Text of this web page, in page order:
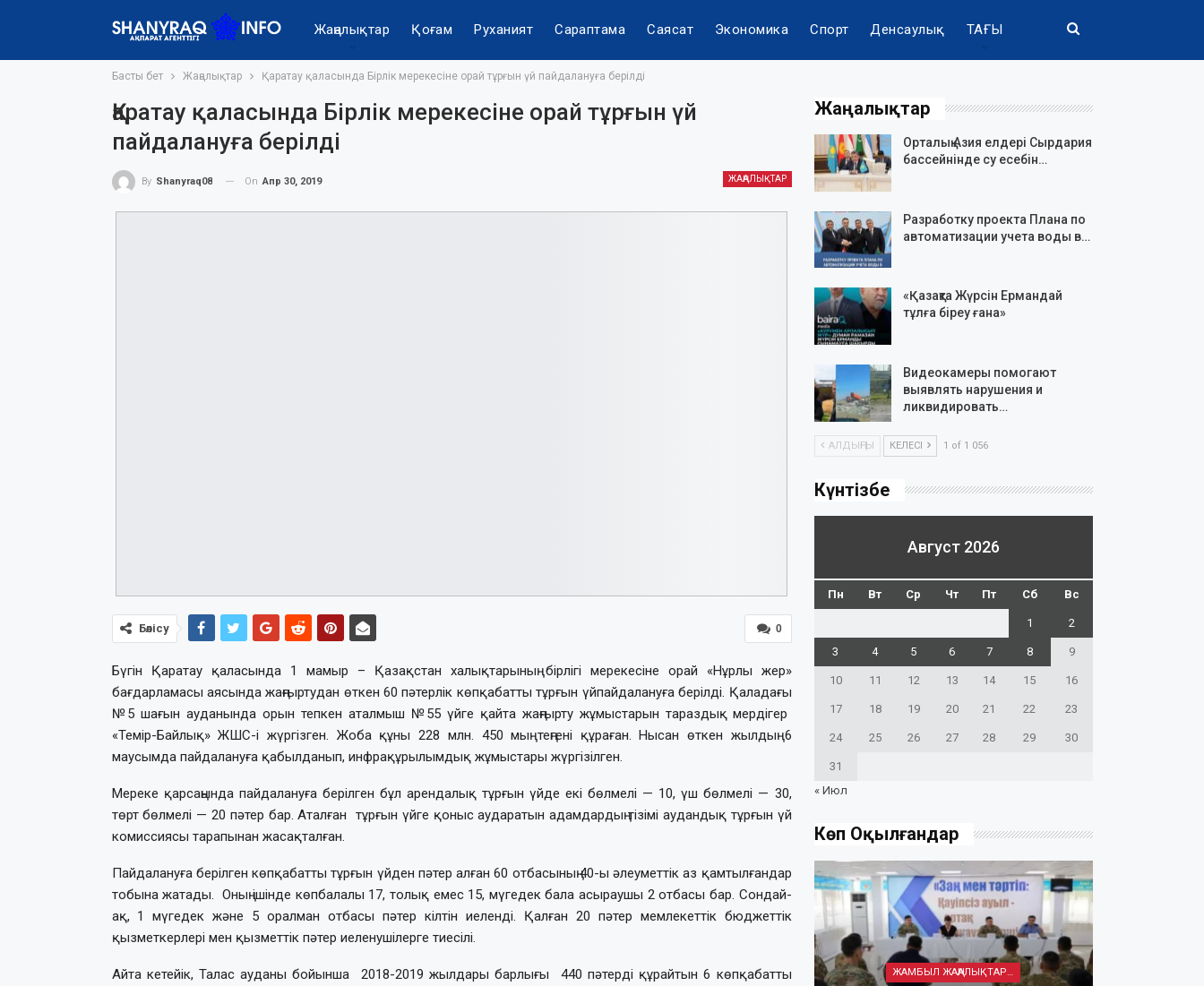
Жаңалықтар Қоғам Руханият Сараптама Саясат Экономика Спорт Денсаулық ТАҒЫ
Басты бет Жаңалықтар Қаратау қаласында Бірлік мерекесіне орай тұрғын үй пайдалануға берілді
Қаратау қаласында Бірлік мерекесіне орай тұрғын үй
пайдалануға берілді
ЖАҢАЛЫҚТАР
By Shanyraq08 On Апр 30, 2019
0
Бөлісу
Бүгін Қаратау қаласында 1 мамыр – Қазақстан халықтарының бірлігі мерекесіне орай «Нұрлы жер»
бағдарламасы аясында жаңғыртудан өткен 60 пәтерлік көпқабатты тұрғын үйпайдалануға берілді. Қаладағы
№5 шағын ауданында орын тепкен аталмыш №55 үйге қайта жаңғырту жұмыстарын тараздық мердігер
«Темір-Байлық» ЖШС-і жүргізген. Жоба құны 228 млн. 450 мың теңгені құраған. Нысан өткен жылдың 6
маусымда пайдалануға қабылданып, инфрақұрылымдық жұмыстары жүргізілген.
Мереке қарсаңында пайдалануға берілген бұл арендалық тұрғын үйде екі бөлмелі — 10, үш бөлмелі — 30,
төрт бөлмелі — 20 пәтер бар. Аталған тұрғын үйге қоныс аударатын адамдардың тізімі аудандық тұрғын үй
комиссиясы тарапынан жасақталған.
Пайдалануға берілген көпқабатты тұрғын үйден пәтер алған 60 отбасының 40-ы әлеуметтік аз қамтылғандар
тобына жатады. Оның ішінде көпбалалы 17, толық емес 15, мүгедек бала асыраушы 2 отбасы бар. Сондай-
ақ, 1 мүгедек және 5 оралман отбасы пәтер кілтін иеленді. Қалған 20 пәтер мемлекеттік бюджеттік
қызметкерлері мен қызметтік пәтер иеленушілерге тиесілі.
Айта кетейік, Талас ауданы бойынша 2018-2019 жылдары барлығы 440 пәтерді құрайтын 6 көпқабатты
Жаңалықтар
Орталық Азия елдері Сырдария
бассейнінде су есебін…
Разработку проекта Плана по
автоматизации учета воды в…
«Қазақта Жүрсін Ермандай
тұлға біреу ғана»
Видеокамеры помогают
выявлять нарушения и
ликвидировать…
АЛДЫҢҒЫ КЕЛЕСІ 1 of 1 056
Күнтізбе
Август 2026
Пн Вт Ср Чт Пт Сб Вс
1 2
3 4 5 6 7 8 9
10 11 12 13 14 15 16
17 18 19 20 21 22 23
24 25 26 27 28 29 30
31
« Июл
Көп Оқылғандар
ЖАМБЫЛ ЖАҢАЛЫҚТАРЫ